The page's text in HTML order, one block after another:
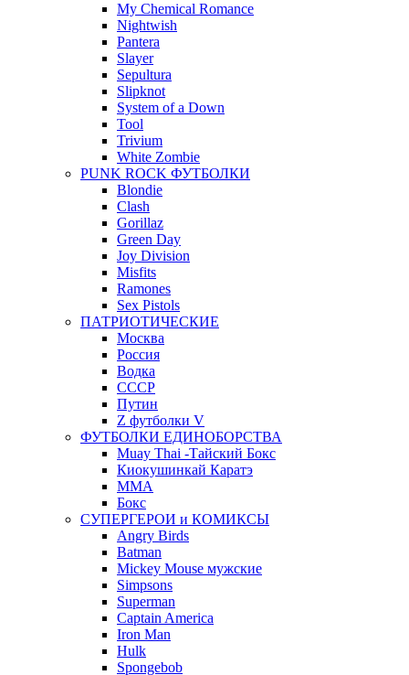
My Chemical Romance
Nightwish
Pantera
Slayer
Sepultura
Slipknot
System of a Down
Tool
Trivium
White Zombie
PUNK ROCK ФУТБОЛКИ
Blondie
Clash
Gorillaz
Green Day
Joy Division
Misfits
Ramones
Sex Pistols
ПАТРИОТИЧЕСКИЕ
Москва
Россия
Водка
СССР
Путин
Z футболки V
ФУТБОЛКИ ЕДИНОБОРСТВА
Muay Thai -Тайский Бокс
Киокушинкай Каратэ
MMA
Бокс
СУПЕРГЕРОИ и КОМИКСЫ
Angry Birds
Batman
Mickey Mouse мужские
Simpsons
Superman
Captain America
Iron Man
Hulk
Spongebob